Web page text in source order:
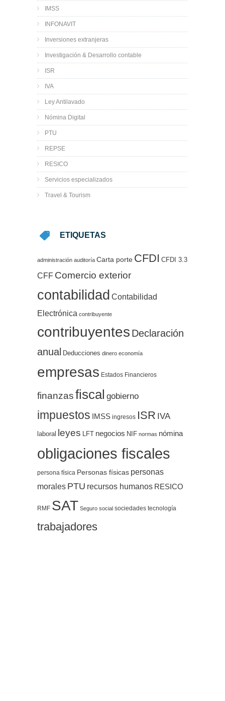
IMSS
INFONAVIT
Inversiones extranjeras
Investigación & Desarrollo contable
ISR
IVA
Ley Antilavado
Nómina Digital
PTU
REPSE
RESICO
Servicios especializados
Travel & Tourism
ETIQUETAS
administración auditoría Carta porte CFDI CFDI 3.3
CFF Comercio exterior
contabilidad Contabilidad
Electrónica contribuyente
contribuyentes Declaración
anual Deducciones dinero economía
empresas Estados Financieros
finanzasfiscal gobierno
impuestos IMSS ingresos ISR IVA
laboral leyes LFT negocios NIF normas nómina
obligaciones fiscales
persona física Personas físicas personas
morales PTU recursos humanos RESICO
RMF SAT Seguro social sociedades tecnología
trabajadores